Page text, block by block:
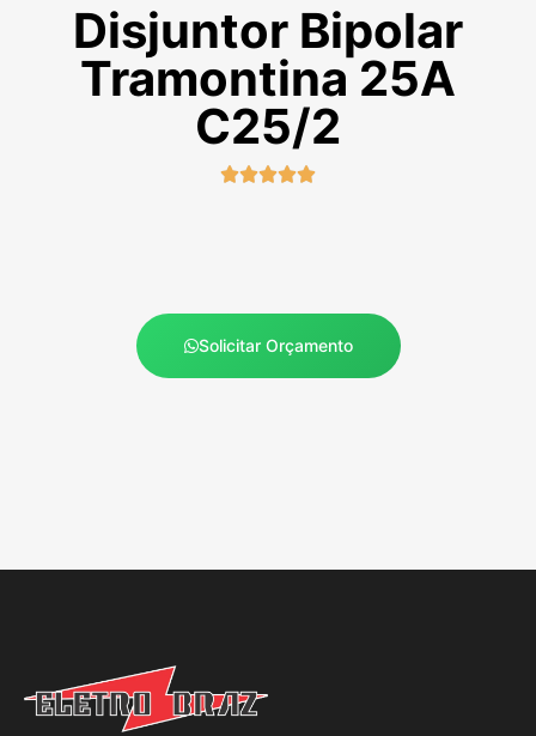
Disjuntor Bipolar
Tramontina 25A
C25/2

Solicitar Orçamento